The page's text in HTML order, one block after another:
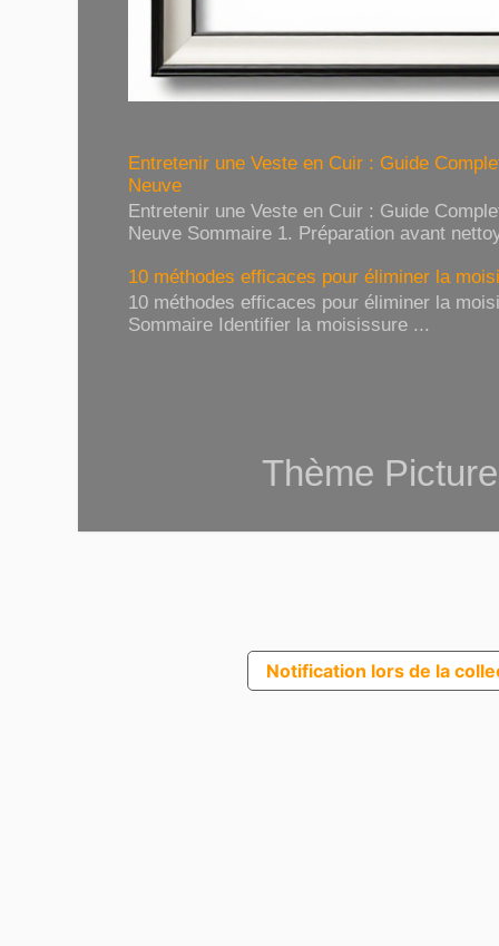
Entretenir une Veste en Cuir : Guide
Neuve
Entretenir une Veste en Cuir : Guide
Neuve Sommaire 1. Préparation avant
10 méthodes efficaces pour éliminer la
10 méthodes efficaces pour éliminer la
Sommaire Identifier la moisissure ...
Thème
Notification lors de la